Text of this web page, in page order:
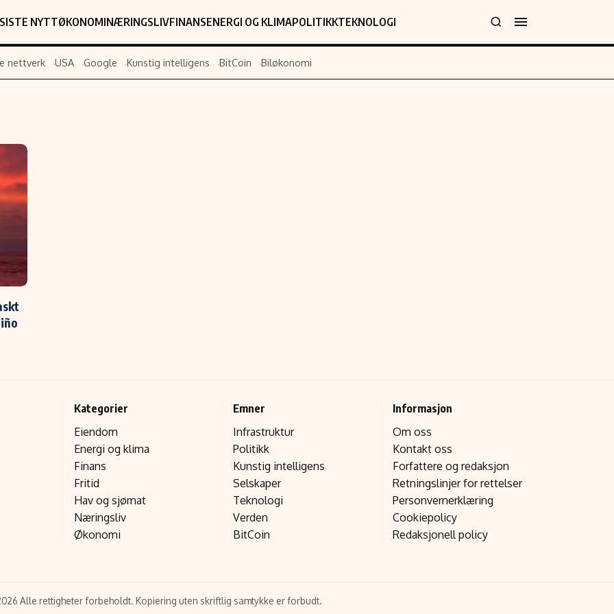
SISTE NYTTØKONOMINÆRINGSLIVFINANSENERGI OG KLIMAPOLITIKKTEKNOLOGI
nettverk USA Google Kunstig intelligens BitCoin Biløkonomi
Kategorier
Eiendom
Energi og klima
Finans
Fritid
Hav og sjømat
Næringsliv
Økonomi
Emner
Infrastruktur
Politikk
Kunstig intelligens
Selskaper
Teknologi
Verden
BitCoin
Informasjon
Om oss
Kontakt oss
Forfattere og redaksjon
Retningslinjer for rettelser
Personvernerklæring
Cookiepolicy
Redaksjonell policy
Alle rettigheter forbeholdt. Kopiering uten skriftlig samtykke er forbudt.